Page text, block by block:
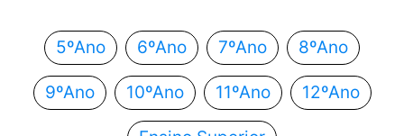
5ºAno 6ºAno 7ºAno 8ºAno
9ºAno 10ºAno 11ºAno 12ºAno